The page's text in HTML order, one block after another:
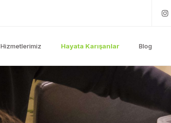
Hizmetlerimiz Hayata Karışanlar Blog